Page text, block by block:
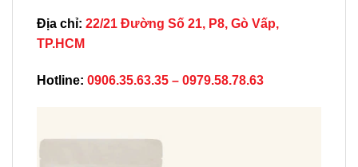
Địa chỉ: 22/21 Đường Số 21, P8, Gò Vấp,
TP.HCM
Hotline: 0906.35.63.35 – 0979.58.78.63